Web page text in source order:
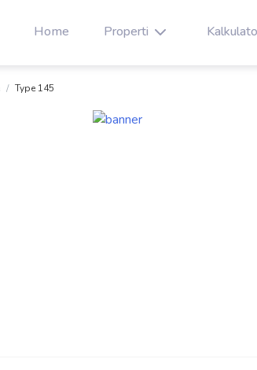
Home Properti
Type 145